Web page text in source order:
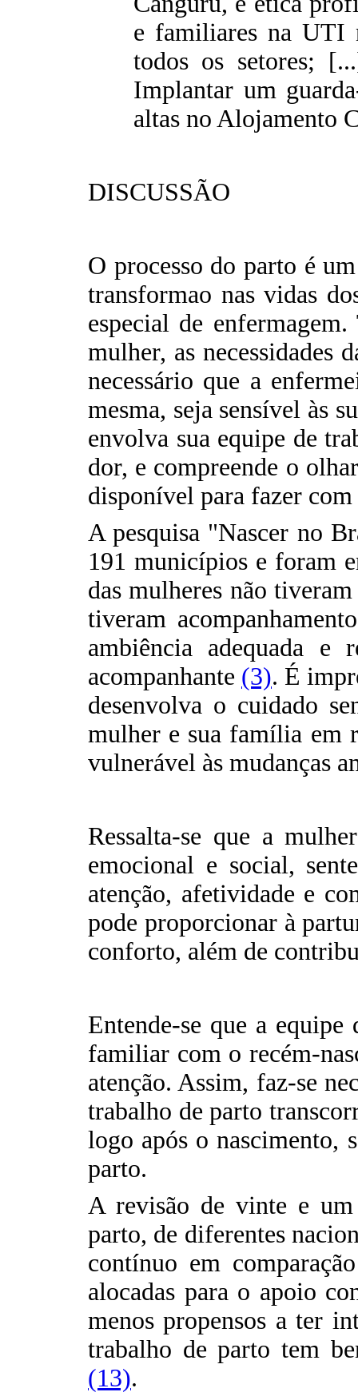
e familiares na UTI
todos os setores;
Implantar um
altas no Alojamento
DISCUSSÃO
O processo do parto é
transformao nas vidas
especial de
mulher, as necessidades
necessário que a
mesma, seja sensível às
envolva sua equipe de
dor, e compreende o
disponível para fazer
A pesquisa "Nascer no
191 municípios e foram
das mulheres não
tiveram
ambiência adequada e
acompanhante (3). É
desenvolva o cuidado
mulher e sua família em
vulnerável às mudanças
Ressalta-se que a
emocional e social,
atenção, afetividade e
pode proporcionar à
conforto, além de
Entende-se que a
familiar com o recém-
atenção. Assim, faz-se
trabalho de parto
logo após o nascimento,
parto.
A revisão de vinte e um
parto, de diferentes
contínuo em
alocadas para o apoio
menos propensos a ter
trabalho de parto tem
(13).